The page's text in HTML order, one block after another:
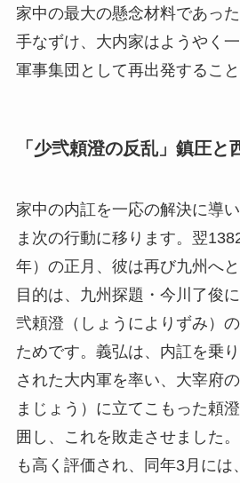
家中の最大の懸念材料であっ
手なずけ、大内家はようやく
軍事集団として再出発するこ
「少弐頼澄の反乱」鎮圧と
家中の内訌を一応の解決に導
ま次の行動に移ります。翌
年）の正月、彼は再び九州へ
目的は、九州探題・今川了俊
弐頼澄（しょうによりずみ）
ためです。義弘は、内訌を乗
された大内軍を率い、大宰府
まじょう）に立てこもった頼
囲し、これを敗走させました
も高く評価され、同年3月には